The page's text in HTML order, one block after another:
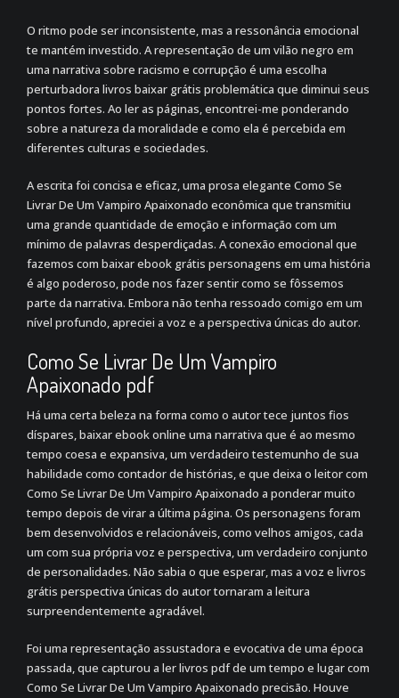
O ritmo pode ser inconsistente, mas a ressonância emocional
te mantém investido. A representação de um vilão negro em
uma narrativa sobre racismo e corrupção é uma escolha
perturbadora livros baixar grátis problemática que diminui seus
pontos fortes. Ao ler as páginas, encontrei-me ponderando
sobre a natureza da moralidade e como ela é percebida em
diferentes culturas e sociedades.
A escrita foi concisa e eficaz, uma prosa elegante Como Se
Livrar De Um Vampiro Apaixonado econômica que transmitiu
uma grande quantidade de emoção e informação com um
mínimo de palavras desperdiçadas. A conexão emocional que
fazemos com baixar ebook grátis personagens em uma história
é algo poderoso, pode nos fazer sentir como se fôssemos
parte da narrativa. Embora não tenha ressoado comigo em um
nível profundo, apreciei a voz e a perspectiva únicas do autor.
Como Se Livrar De Um Vampiro
Apaixonado pdf
Há uma certa beleza na forma como o autor tece juntos fios
díspares, baixar ebook online uma narrativa que é ao mesmo
tempo coesa e expansiva, um verdadeiro testemunho de sua
habilidade como contador de histórias, e que deixa o leitor com
Como Se Livrar De Um Vampiro Apaixonado a ponderar muito
tempo depois de virar a última página. Os personagens foram
bem desenvolvidos e relacionáveis, como velhos amigos, cada
um com sua própria voz e perspectiva, um verdadeiro conjunto
de personalidades. Não sabia o que esperar, mas a voz e livros
grátis perspectiva únicas do autor tornaram a leitura
surpreendentemente agradável.
Foi uma representação assustadora e evocativa de uma época
passada, que capturou a ler livros pdf de um tempo e lugar com
Como Se Livrar De Um Vampiro Apaixonado precisão. Houve